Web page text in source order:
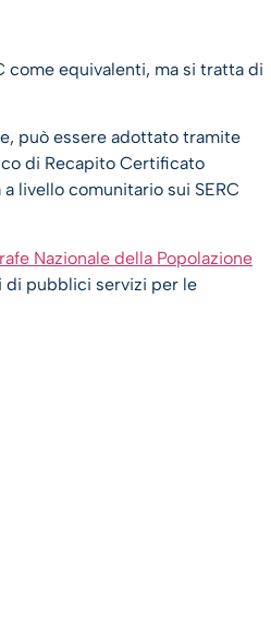
come equivalenti, ma si tratta di
può essere adottato tramite
di Recapito Certificato
livello comunitario sui SERC
Nazionale della Popolazione
di pubblici servizi per le